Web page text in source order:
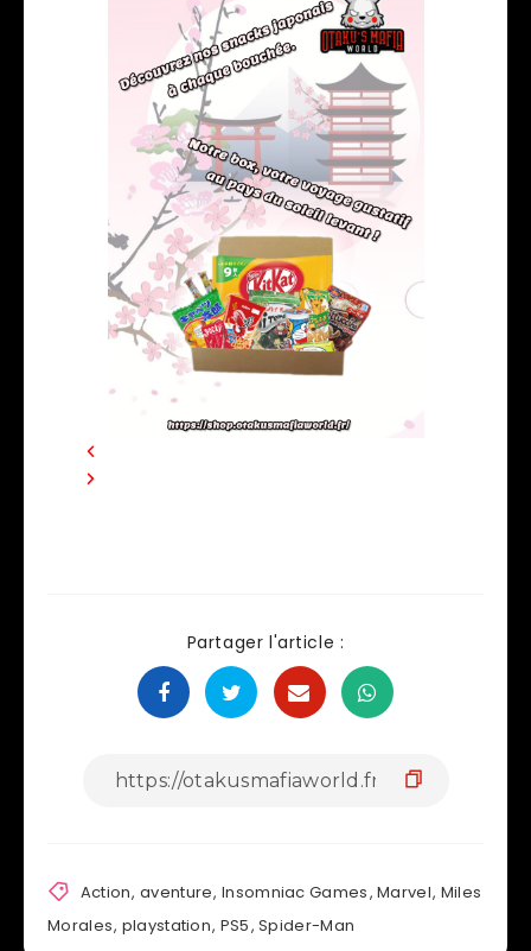
Partager l'article :
Action,aventure,Insomniac Games,Marvel, Miles
Morales, playstation, PS5,Spider-Man